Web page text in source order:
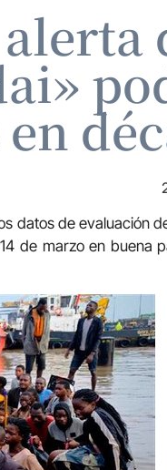
datos de evaluación
de marzo en buena